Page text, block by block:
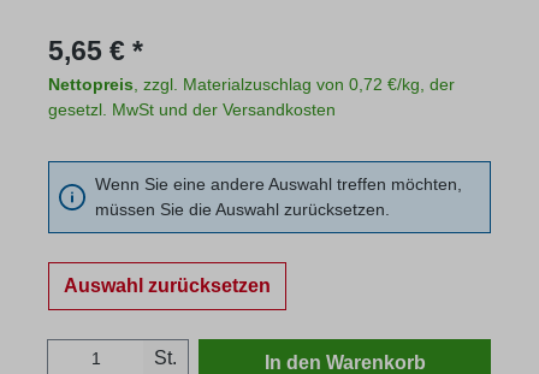
Regulärer Preis:
5,65 € *
Nettopreis , zzgl. Materialzuschlag von 0,72 €/kg, der
gesetzl. MwSt und der Versandkosten
Wenn Sie eine andere Auswahl treffen möchten,
müssen Sie die Auswahl zurücksetzen.
Auswahl zurücksetzen
Produkt Anzahl: Gib den gewünschten
St. In den Warenkorb